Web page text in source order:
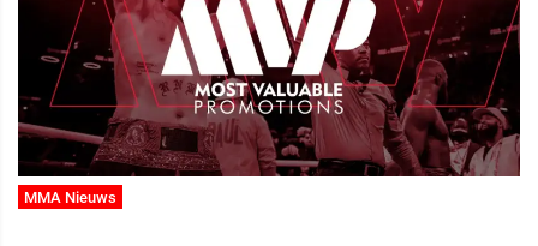
MMA Nieuws